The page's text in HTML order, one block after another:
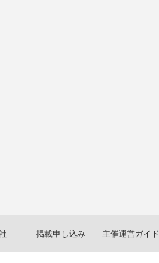
掲載申し込み 主催運営ガイド